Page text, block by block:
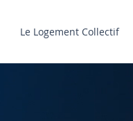
Le Logement Collectif